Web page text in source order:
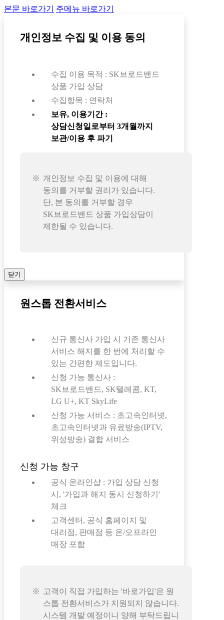
본문 바로가기 주메뉴 바로가기
개인정보 수집 및 이용 동의
수집 이용 목적 : SK브로드밴드
상품 가입 상담
수집항목 : 연락처
보유, 이용기간 :
상담신청일로부터 3개월까지
보관/이용 후 파기
개인정보 수집 및 이용에 대해
동의를 거부할 권리가 있습니다.
단, 본 동의를 거부할 경우
SK브로드밴드 상품 가입상담이
제한될 수 있습니다.
닫기
원스톱 전환서비스
신규 통신사 가입 시 기존 통신사
서비스 해지를 한 번에 처리할 수
있는 간편한 제도입니다.
신청 가능 통신사 :
SK브로드밴드, SK텔레콤, KT,
LG U+, KT SkyLife
신청 가능 서비스 : 초고속인터넷,
초고속인터넷과 유료방송(IPTV,
위성방송) 결합 서비스
신청 가능 창구
공식 온라인샵 : 가입 상담 신청
시, '가입과 해지 동시 신청하기'
체크
고객센터, 공식 홈페이지 및
대리점, 판매점 등 온/오프라인
매장 포함
고객이 직접 가입하는 '바로가입'은 원
스톱 전환서비스가 지원되지 않습니다.
시스템 개발 예정이니 양해 부탁드립니